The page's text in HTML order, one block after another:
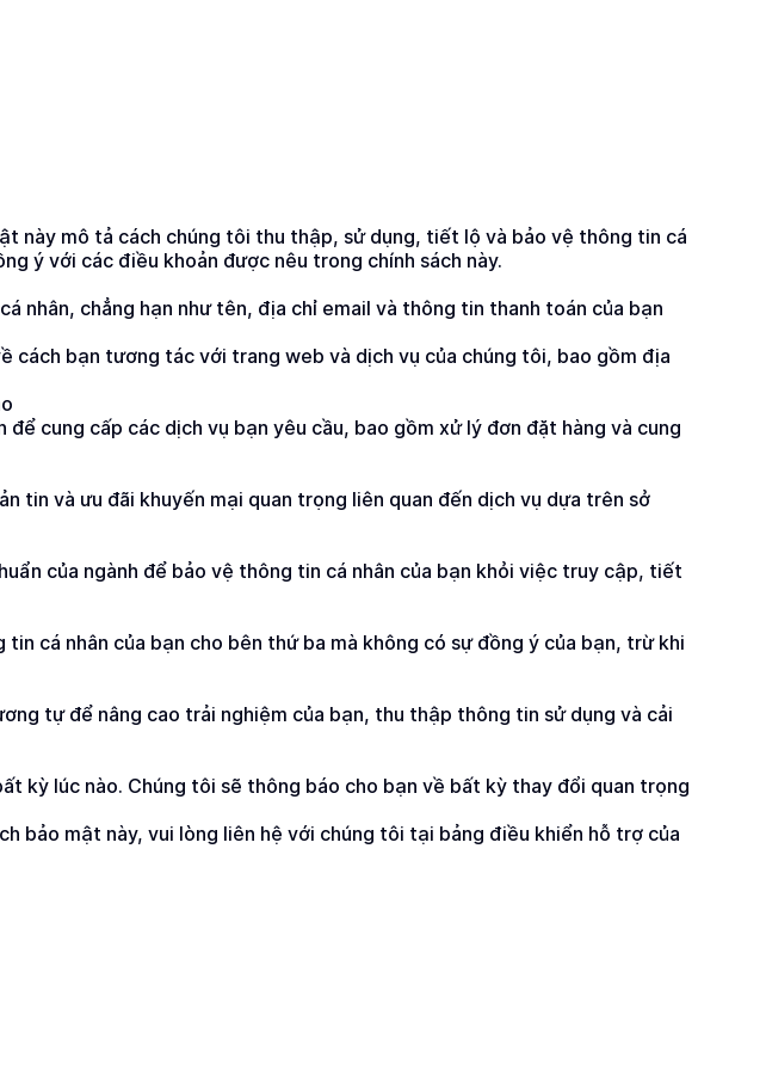
này mô tả cách chúng tôi thu thập, sử dụng, tiết lộ và bảo vệ thông tin cá
ý với các điều khoản được nêu trong chính sách này.
nhân, chẳng hạn như tên, địa chỉ email và thông tin thanh toán của bạn
cách bạn tương tác với trang web và dịch vụ của chúng tôi, bao gồm địa
cung cấp các dịch vụ bạn yêu cầu, bao gồm xử lý đơn đặt hàng và cung
tin và ưu đãi khuyến mại quan trọng liên quan đến dịch vụ dựa trên sở
của ngành để bảo vệ thông tin cá nhân của bạn khỏi việc truy cập, tiết
cá nhân của bạn cho bên thứ ba mà không có sự đồng ý của bạn, trừ khi
tự để nâng cao trải nghiệm của bạn, thu thập thông tin sử dụng và cải
kỳ lúc nào. Chúng tôi sẽ thông báo cho bạn về bất kỳ thay đổi quan trọng
bảo mật này, vui lòng liên hệ với chúng tôi tại bảng điều khiển hỗ trợ của